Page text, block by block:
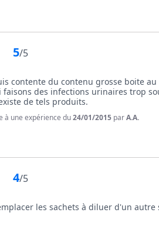
5/5
contente du contenu grosse boite
faisons des infections urinaires trop
de tels produits.
à une expérience du24/01/2015 parA.A.
4/5
les sachets à diluer d'un autre